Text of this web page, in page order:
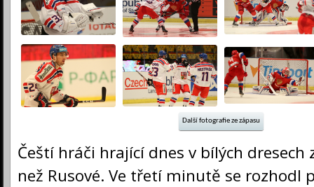
Další fotografie ze zápasu
Čeští hráči hrající dnes v bílých dresech
než Rusové. Ve třetí minutě se rozhodl